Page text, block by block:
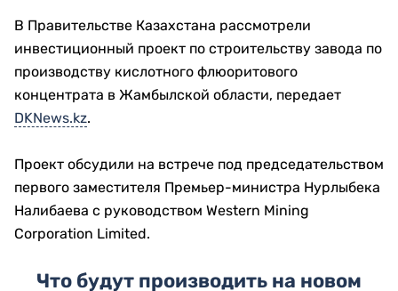
В Правительстве Казахстана рассмотрели
инвестиционный проект по строительству завода по
производству кислотного флюоритового
концентрата в Жамбылской области, передает
DKNews.kz.
Проект обсудили на встрече под председательством
первого заместителя Премьер-министра Нурлыбека
Налибаева с руководством Western Mining
Corporation Limited.
Что будут производить на новом